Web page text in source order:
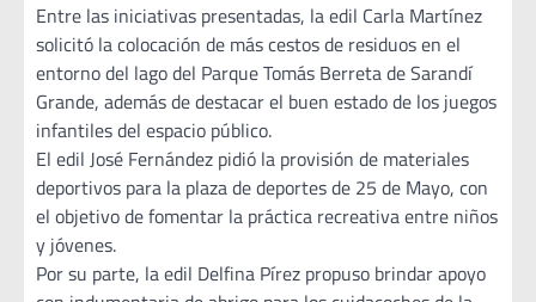
Entre las iniciativas presentadas, la edil Carla Martínez
solicitó la colocación de más cestos de residuos en el
entorno del lago del Parque Tomás Berreta de Sarandí
Grande, además de destacar el buen estado de los juegos
infantiles del espacio público.
El edil José Fernández pidió la provisión de materiales
deportivos para la plaza de deportes de 25 de Mayo, con
el objetivo de fomentar la práctica recreativa entre niños
y jóvenes.
Por su parte, la edil Delfina Pírez propuso brindar apoyo